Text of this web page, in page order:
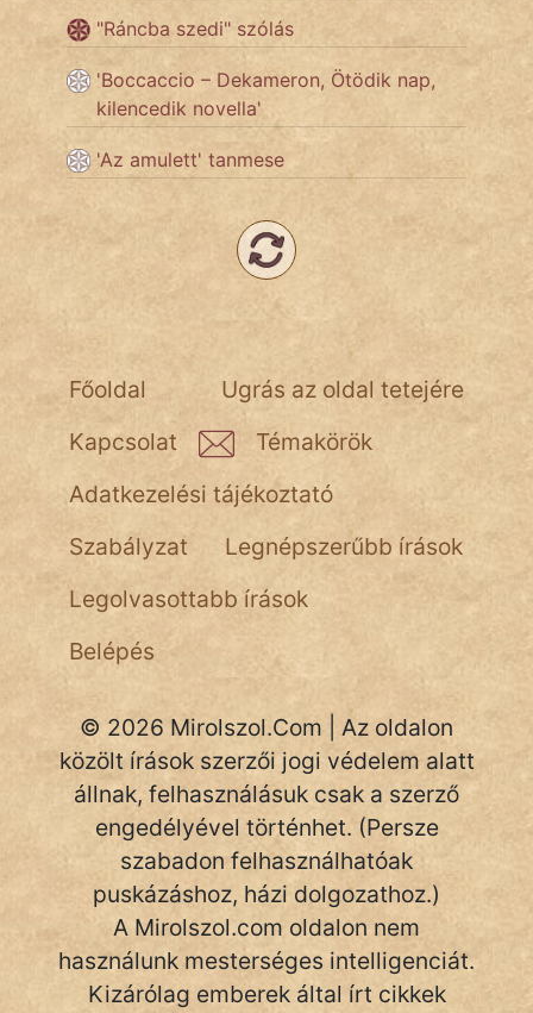
Népszerű szerzőink:
cinege
Jób Gedeon
vörös ördög
nagyöreg
NapHold
Név nélkül
pszichopati
szegény legény
Hoffer Botond
szemfüles
"Ráncba szedi" szólás
'Boccaccio – Dekameron, Ötödik nap,
kilencedik novella'
'Az amulett' tanmese
Ugrás az oldal tetejére
Főoldal
Kapcsolat
Témakörök
Adatkezelési tájékoztató
Szabályzat
Legnépszerűbb írások
Legolvasottabb írások
Belépés
© 2026 Mirolszol.Com | Az oldalon
közölt írások szerzői jogi védelem alatt
állnak, felhasználásuk csak a szerző
engedélyével történhet. (Persze
szabadon felhasználhatóak
puskázáshoz, házi dolgozathoz.)
A Mirolszol.com oldalon nem
használunk mesterséges intelligenciát.
Kizárólag emberek által írt cikkek